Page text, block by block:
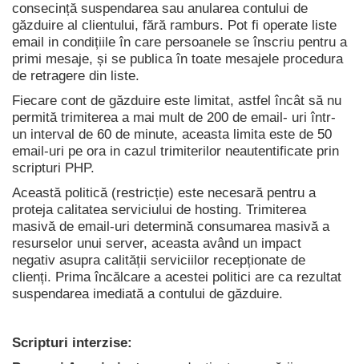
consecință suspendarea sau anularea contului de
găzduire al clientului, fără ramburs. Pot fi operate liste
email in condițiile în care persoanele se înscriu pentru a
primi mesaje, și se publica în toate mesajele procedura
de retragere din liste.
Fiecare cont de găzduire este limitat, astfel încât să nu
permită trimiterea a mai mult de 200 de email- uri într-
un interval de 60 de minute, aceasta limita este de 50
email-uri pe ora in cazul trimiterilor neautentificate prin
scripturi PHP.
Această politică (restricție) este necesară pentru a
proteja calitatea serviciului de hosting. Trimiterea
masivă de email-uri determină consumarea masivă a
resurselor unui server, aceasta având un impact
negativ asupra calității serviciilor recepționate de
clienți. Prima încălcare a acestei politici are ca rezultat
suspendarea imediată a contului de găzduire.
Scripturi interzise: